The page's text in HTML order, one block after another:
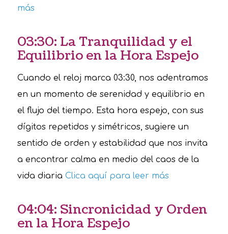
más
03:30: La Tranquilidad y el
Equilibrio en la Hora Espejo
Cuando el reloj marca 03:30, nos adentramos
en un momento de serenidad y equilibrio en
el flujo del tiempo. Esta hora espejo, con sus
dígitos repetidos y simétricos, sugiere un
sentido de orden y estabilidad que nos invita
a encontrar calma en medio del caos de la
vida diaria Clica aquí para leer más
04:04: Sincronicidad y Orden
en la Hora Espejo